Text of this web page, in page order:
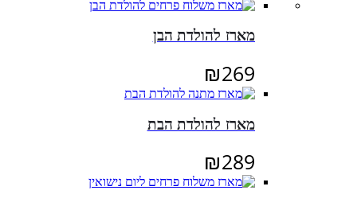
מארז להולדת הבן
₪269
מארז להולדת הבת
₪289